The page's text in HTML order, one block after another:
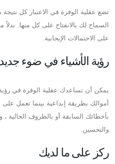
تضع عقلية الوفرة في الاعتبار كل
السماح لك بالانفتاح على كل منها. بدلاً
على الاحتمالات الإيجابية.
رؤية الأشياء في ضوء جديد
يمكن أن تساعدك عقلية الوفرة في
أموالك بطريقة إبداعية بينما تعمل
بأخطائك السابقة أو بالظروف الحالية
والتحسين.
ركز على ما لديك